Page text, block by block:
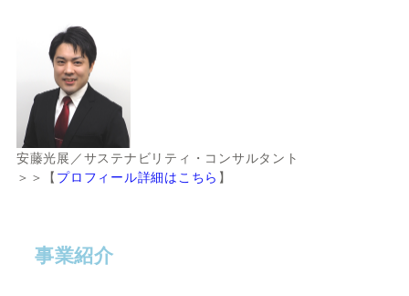
安藤光展／サステナビリティ・コンサルタント
＞＞【 プロフィール詳細はこちら 】
事業紹介